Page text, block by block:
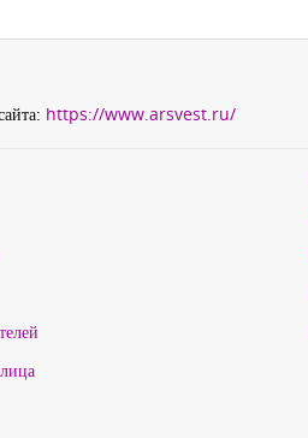
https://www.arsvest.ru/